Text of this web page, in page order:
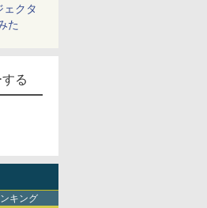
ェクタ
た
る
キング